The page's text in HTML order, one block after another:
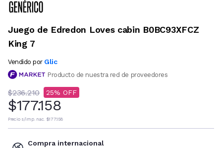
Juego de Edredon Loves cabin B0BC93XFCZ
King 7
Vendido por Glic
Producto de nuestra red de proveedores
$236.210 25
$177.158
Precio s/imp. nac. $177.158
Compra internacional